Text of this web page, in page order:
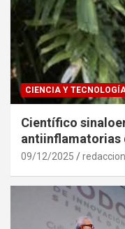
CIENCIA Y
Científico
antiinflamatorias
09/12/2025